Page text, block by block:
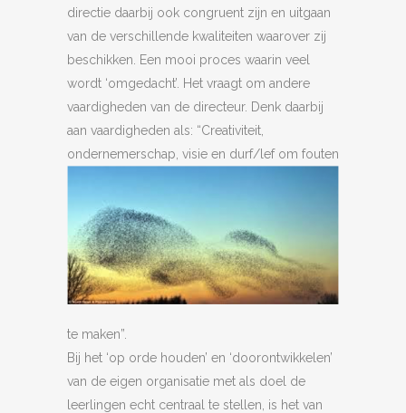
directie daarbij ook congruent zijn en uitgaan
van de verschillende kwaliteiten waarover zij
beschikken. Een mooi proces waarin veel
wordt ‘omgedacht’. Het vraagt om andere
vaardigheden van de directeur. Denk daarbij
aan vaardigheden als: “Creativiteit,
ondernemerschap, visie en durf/lef om fouten
te maken”.
Bij het ‘op orde houden’ en ‘doorontwikkelen’
van de eigen organisatie met als doel de
leerlingen echt centraal te stellen, is het van